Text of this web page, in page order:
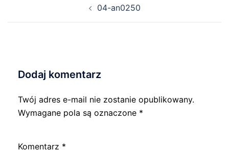
04-an0250
Dodaj komentarz
Twój adres e-mail nie zostanie opublikowany.
Wymagane pola są oznaczone *
Komentarz *